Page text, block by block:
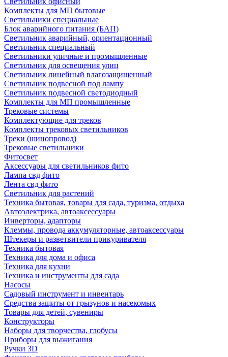
Комплекты для МП бытовые
Светильники специальные
Блок аварийного питания (БАП)
Светильник аварийный, ориентационный
Светильник специальный
Светильники уличные и промышленные
Светильник для освещения улиц
Светильник линейный влагозащищенный
Светильник подвесной под лампу
Светильник подвесной светодиодный
Комплекты для МП промышленные
Трековые системы
Комплектующие для треков
Комплекты трековых светильников
Треки (шинопровод)
Трековые светильники
Фитосвет
Аксессуары для светильников фито
Лампа свд фито
Лента свд фито
Светильник для растений
Техника бытовая, товары для сада, туризма, отдыха
Автоэлектрика, автоаксессуары
Инверторы, адапторы
Клеммы, провода аккумуляторные, автоаксессуары
Штекеры и разветвители прикуривателя
Техника бытовая
Техника для дома и офиса
Техника для кухни
Техника и инструменты для сада
Насосы
Садовый инструмент и инвентарь
Средства защиты от грызунов и насекомых
Товары для детей, сувениры
Конструкторы
Наборы для творчества, глобусы
Приборы для выжигания
Ручки 3D